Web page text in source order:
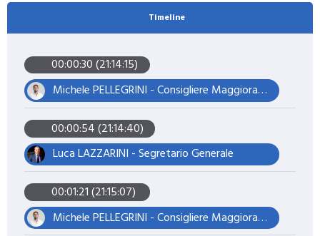
Timeline
00:00:30 (21:14:15)
Michele PELLEGRINI - Consigliere Maggioranza – Presidente del Consiglio
00:00:54 (21:14:40)
Luca LAZZARINI - Segretario Generale
00:01:21 (21:15:07)
Michele PELLEGRINI - Consigliere Maggioranza – Presidente del Consiglio